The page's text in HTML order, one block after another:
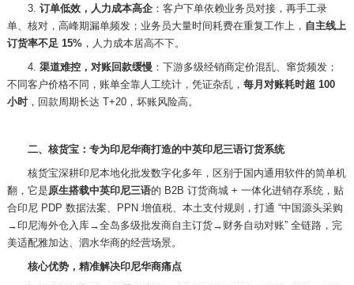
3. 订单低效，人力成本高企：客户下单依赖业务员对接，再手工录
单、核对，高峰期漏单频发；业务员大量时间耗费在重复工作上， 自主线上
订货率不足 15%，人力成本居高不下。
4. 渠道难控，对账回款缓慢 ：下游多级经销商定价混乱、窜货频发；
不同客户价格不同，账单全靠人工统计，凭证杂乱， 每月对账耗时超 100
小时，回款周期长达 T+20，坏账风险高。
二、核货宝：专为印尼华商打造的中英印尼三语订货系统
核货宝深耕印尼本地化批发数字化多年，区别于国内通用软件的简单机
翻，它是原生搭载中英印尼三语的 B2B 订货商城 + 一体化进销存系统，贴
合印尼 PDP 数据法案、PPN 增值税、本土支付规则，打通 “中国源头采购
→印尼海外仓入库→全岛多级批发商自主订货→财务自动对账” 全链路，完
美适配雅加达、泗水华商的经营场景。
核心优势，精准解决印尼华商痛点